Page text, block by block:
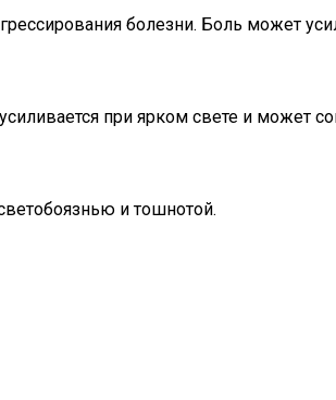
болезни. Боль может
при ярком свете и может
и тошнотой.